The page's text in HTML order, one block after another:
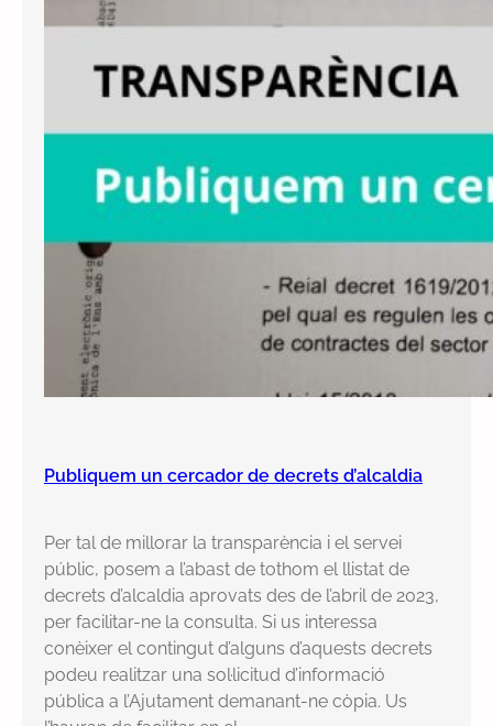
Publiquem un cercador de decrets d’alcaldia
Per tal de millorar la transparència i el servei
públic, posem a l’abast de tothom el llistat de
decrets d’alcaldia aprovats des de l’abril de 2023,
per facilitar-ne la consulta. Si us interessa
conèixer el contingut d’alguns d’aquests decrets
podeu realitzar una sol·licitud d’informació
pública a l’Ajutament demanant-ne còpia. Us